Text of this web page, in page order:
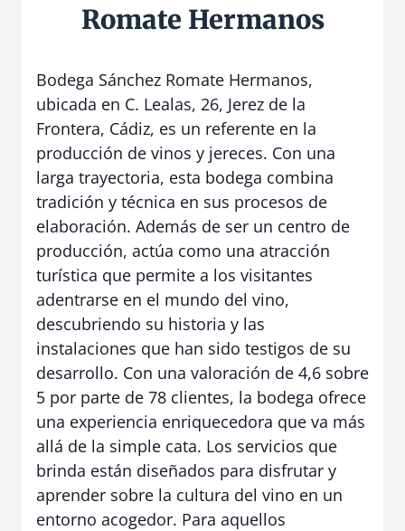
Romate Hermanos
Bodega Sánchez Romate Hermanos,
ubicada en C. Lealas, 26, Jerez de la
Frontera, Cádiz, es un referente en la
producción de vinos y jereces. Con una
larga trayectoria, esta bodega combina
tradición y técnica en sus procesos de
elaboración. Además de ser un centro de
producción, actúa como una atracción
turística que permite a los visitantes
adentrarse en el mundo del vino,
descubriendo su historia y las
instalaciones que han sido testigos de su
desarrollo. Con una valoración de 4,6 sobre
5 por parte de 78 clientes, la bodega ofrece
una experiencia enriquecedora que va más
allá de la simple cata. Los servicios que
brinda están diseñados para disfrutar y
aprender sobre la cultura del vino en un
entorno acogedor. Para aquellos